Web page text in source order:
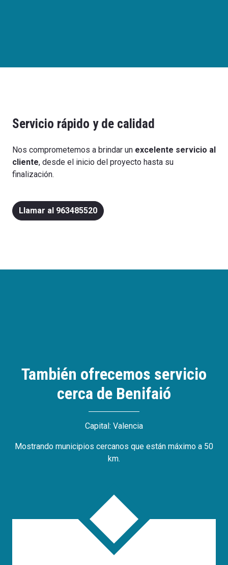
Servicio rápido y de calidad
Nos comprometemos a brindar un excelente servicio al
cliente, desde el inicio del proyecto hasta su
finalización.
Llamar al 963485520
También ofrecemos servicio
cerca de Benifaió
Capital: Valencia
Mostrando municipios cercanos que están máximo a 50
km.